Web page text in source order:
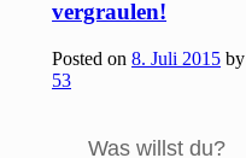
vergraulen!
Posted on8. Juli 2015 by
53
Was willst du?